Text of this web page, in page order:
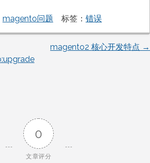
magento问题 标签： 错误
magento2 核心开发特点 →
0
文章评分